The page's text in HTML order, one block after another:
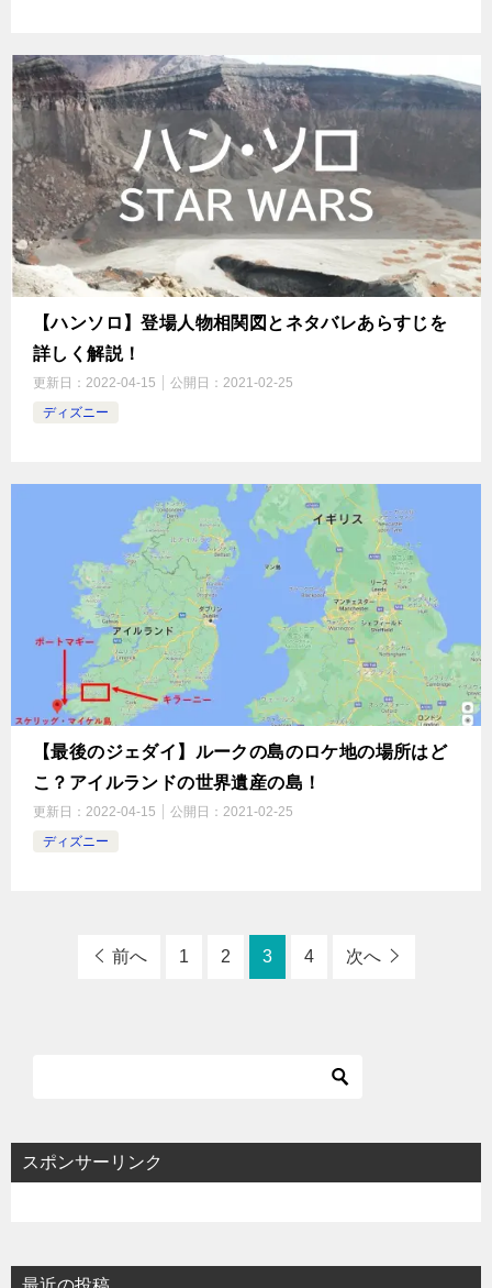
【ハンソロ】登場人物相関図とネタバレあらすじを
詳しく解説！
更新日： 2022-04-15 公開日： 2021-02-25
ディズニー
【最後のジェダイ】ルークの島のロケ地の場所はど
こ？アイルランドの世界遺産の島！
更新日： 2022-04-15 公開日： 2021-02-25
ディズニー
前へ 1 2 3 4 次へ
スポンサーリンク